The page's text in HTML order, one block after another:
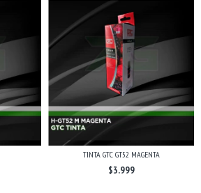
TINTA GTC GT52 MAGENTA
$3.999